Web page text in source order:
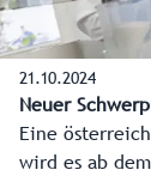
21.10.2024
Neuer
Eine
wird es ab